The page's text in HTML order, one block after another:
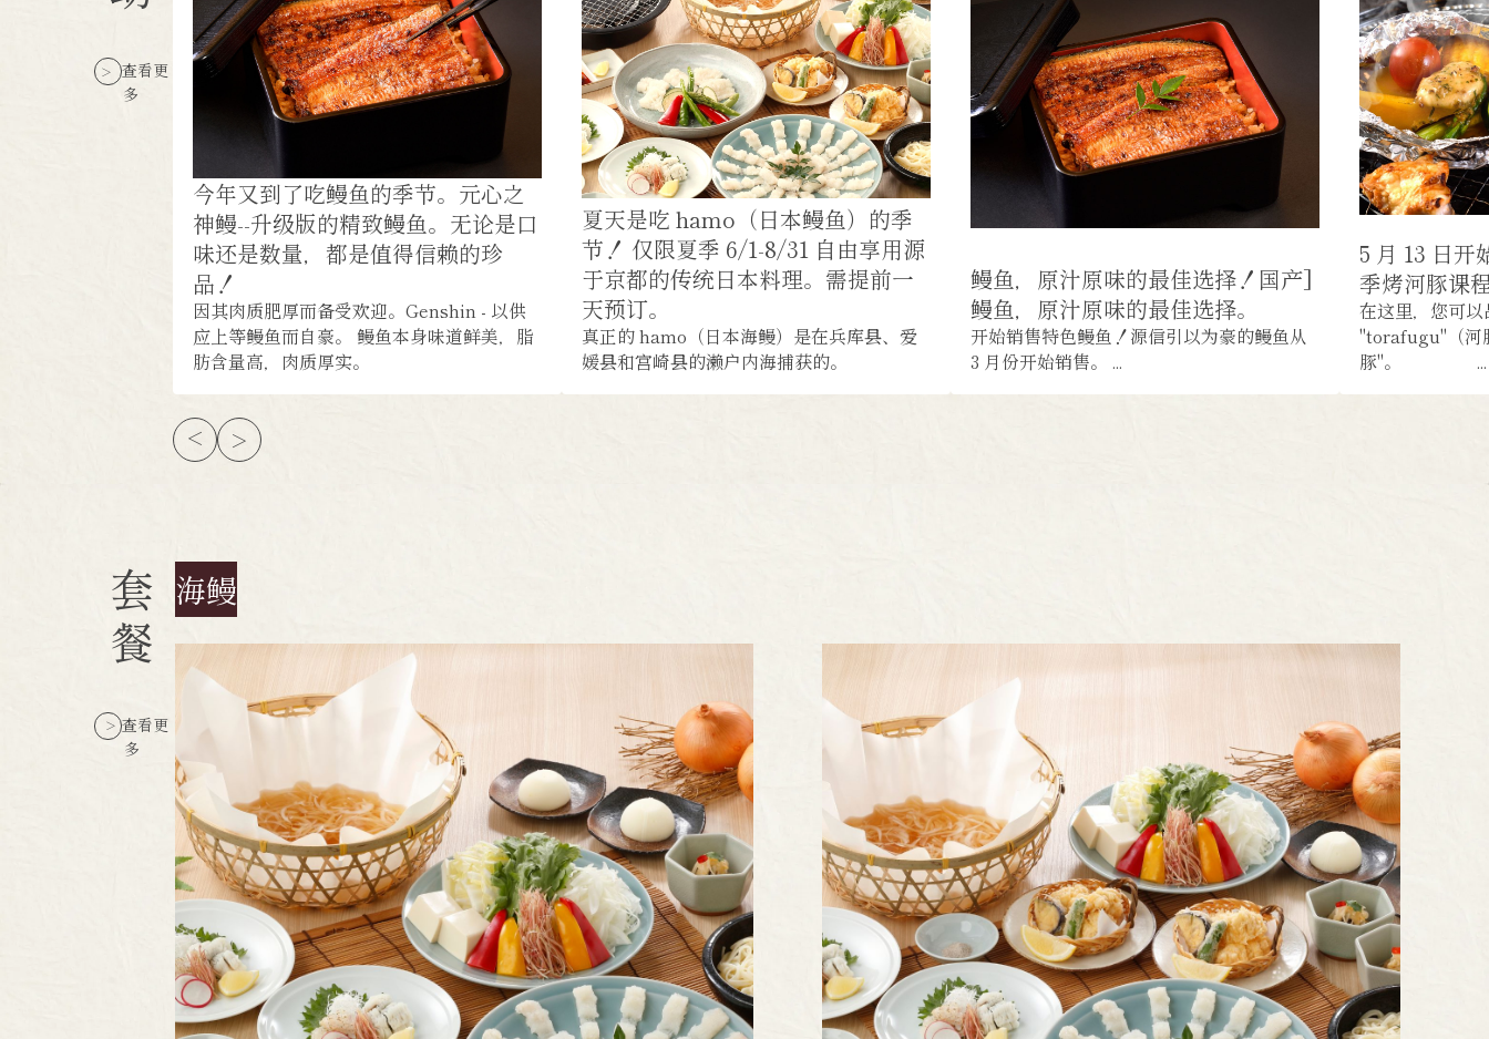
查看更
多
今年又到了吃鳗鱼的季节。元心之
神鳗--升级版的精致鳗鱼。无论是口
味还是数量，都是值得信赖的珍
品！
因其肉质肥厚而备受欢迎。Genshin - 以供
应上等鳗鱼而自豪。 鳗鱼本身味道鲜美，脂
肪含量高，肉质厚实。
夏天是吃 hamo（日本鳗鱼）的季
节！ 仅限夏季 6/1-8/31 自由享用源
于京都的传统日本料理。需提前一
天预订。
真正的 hamo（日本海鳗）是在兵库县、爱
媛县和宫崎县的濑户内海捕获的。
鳗鱼，原汁原味的最佳选择！国产]
鳗鱼，原汁原味的最佳选择。
开始销售特色鳗鱼！源信引以为豪的鳗鱼从
3 月份开始销售。 ...
5 月 13 日开
季烤河豚课
在这里，您可
"torafugu"（河
豚"。 ...
套
餐
查看更
多
海鳗